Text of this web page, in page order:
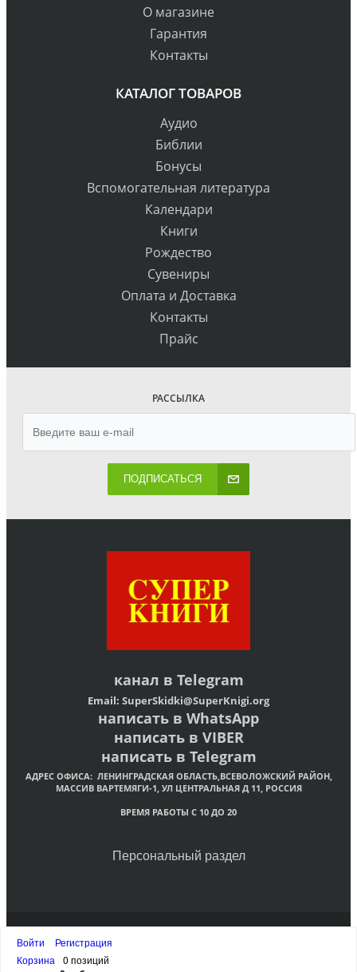
О магазине
Гарантия
Контакты
КАТАЛОГ ТОВАРОВ
Аудио
Библии
Бонусы
Вспомогательная литература
Календари
Книги
Рождество
Сувениры
Оплата и Доставка
Контакты
Прайс
РАССЫЛКА
ПОДПИСАТЬСЯ
канал в Telegram
Email: SuperSkidki@SuperKnigi.org
написать в WhatsApp
написать в VIBER
написать в Telegram
АДРЕС ОФИСА: ЛЕНИНГРАДСКАЯ ОБЛАСТЬ,ВСЕВОЛОЖСКИЙ РАЙОН,
МАССИВ ВАРТЕМЯГИ-1, УЛ ЦЕНТРАЛЬНАЯ Д 11, РОССИЯ
ВРЕМЯ РАБОТЫ С 10 ДО 20
Персональный раздел
© Интернет-магазин христианских книг «Супер Книги»
Войти
Регистрация
Корзина
0 позиций